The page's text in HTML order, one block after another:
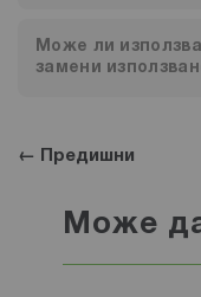
Може ли
замени
← Предишни
Може